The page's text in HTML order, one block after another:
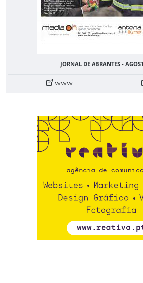
JORNAL DE ABRANTES -
www